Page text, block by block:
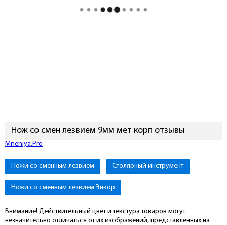
Нож со смен лезвием 9мм мет корп отзывы
Mneniya.Pro
Ножи со сменным лезвием Столярный инструмент
Ножи со сменным лезвием Энкор
Внимание! Действительный цвет и текстура товаров могут
незначительно отличаться от их изображений, представленных на